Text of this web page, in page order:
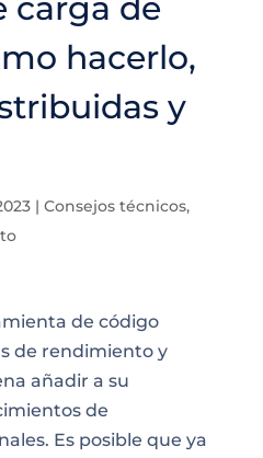
carga de
hacerlo,
y
| Consejos técnicos,
de código
de rendimiento y
añadir a su
de
Es posible que ya